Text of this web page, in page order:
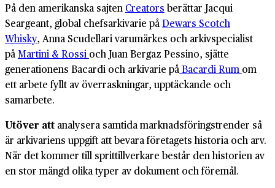
På den amerikanska sajten Creators berättar Jacqui
Seargeant, global chefsarkivarie påDewars Scotch
Whisky, Anna Scudellari varumärkes och arkivspecialist
påMartini & Rossi och Juan Bergaz Pessino, sjätte
generationens Bacardi och arkivarie påBacardi Rum om
ett arbete fyllt av överraskningar, upptäckande och
samarbete.
Utöver att analysera samtida marknadsföringstrender så
är arkivariens uppgift att bevara företagets historia och arv.
När det kommer till sprittillverkare består den historien av
en stor mängd olika typer av dokument och föremål.